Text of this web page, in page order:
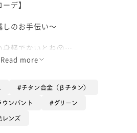
デ】
しのお手伝い〜
軽でないとね😗
は気を使いたい
くしなやかで耐久性抜群です💪
ットパンツを履いたので、同系色
んでみました！
Read more
チタン合金（βチタン）
ウンパント グリーン
レンズ